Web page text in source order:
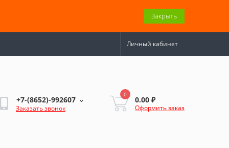
Закрыть
Личный кабинет
+7-(8652)-992607
Заказать звонок
0
0.00 ₽
Оформить заказ